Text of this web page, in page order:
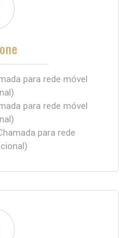
para rede móvel
para rede móvel
para rede